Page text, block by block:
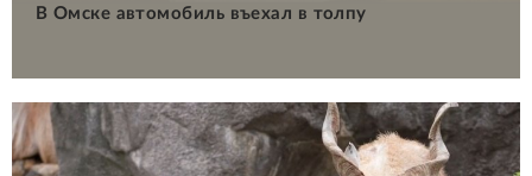
В Омске автомобиль въехал в толпу